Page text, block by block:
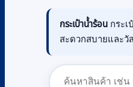
กระเป๋าน้ำร้อน กระ
สะดวกสบายและ